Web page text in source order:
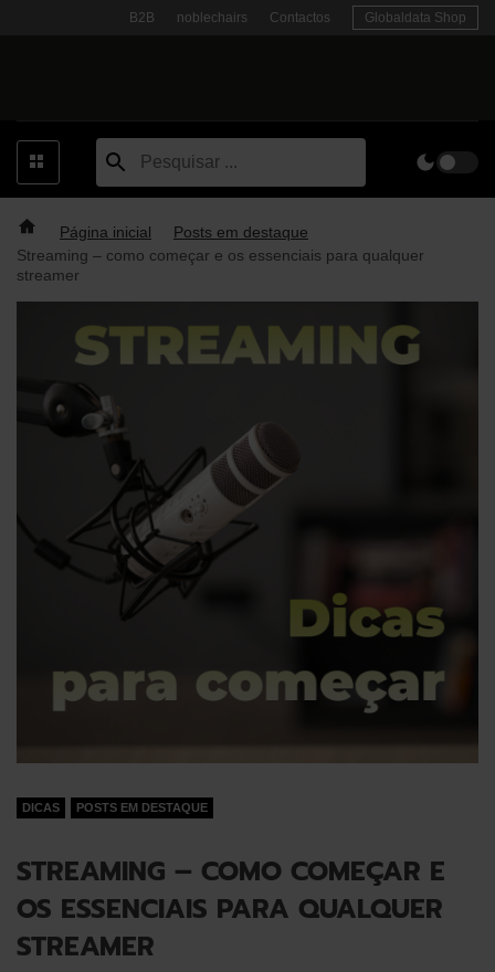
B2B noblechairs Contactos Globaldata Shop
Página inicial
Posts em destaque
Streaming – como começar e os essenciais para qualquer
streamer
DICAS POSTS EM DESTAQUE
STREAMING – COMO COMEÇAR E
OS ESSENCIAIS PARA QUALQUER
STREAMER